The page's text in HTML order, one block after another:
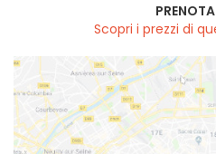
Scopri i prezzi di